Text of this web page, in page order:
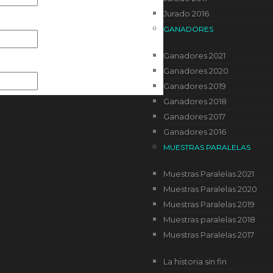
Jurado 2016
GANADORES
Ganadores 2021
Ganadores 2020
Ganadores 2019
Ganadores 2018
Ganadores 2017
Ganadores 2016
MUESTRAS PARALELAS
Muestras Paralelas 2021
Muestras Paralelas 2020
Muestras Paralelas 2019
Muestras paralelas 2018
Muestras Paralelas 2017
La historia sin fin
Performance Optimization